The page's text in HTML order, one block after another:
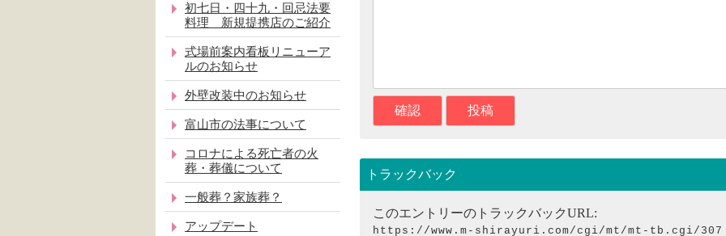
トラックバック
このエントリーのトラックバックURL:
https://www.m-shirayuri.com/cgi/mt/mt-tb.cgi/307
初七日・四十九・回忌法要
料理 新規提携店のご紹介
式場前案内看板リニューア
ルのお知らせ
外壁改装中のお知らせ
富山市の法事について
コロナによる死亡者の火
葬・葬儀について
一般葬？家族葬？
アップデート